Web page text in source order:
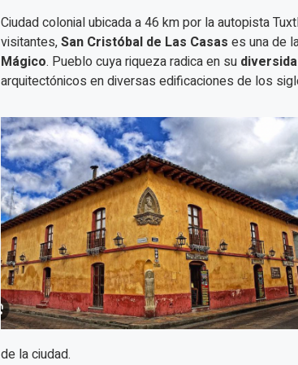
Ciudad colonial ubicada a 46 km por la autopista
visitantes,San Cristóbal de Las Casas es una de
Mágico. Pueblo cuya riqueza radica en su
arquitectónicos en diversas edificaciones de los
de la ciudad.